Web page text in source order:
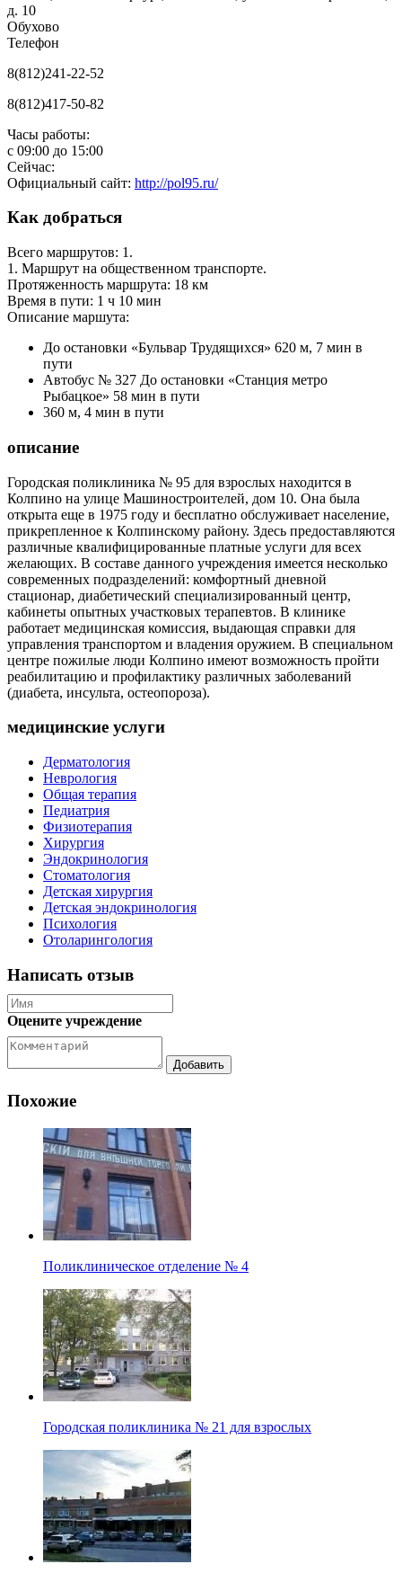
д. 10
Обухово
Телефон
8(812)241-22-52
8(812)417-50-82
Часы работы:
с 09:00 до 15:00
Сейчас:
Официальный сайт: http://pol95.ru/
Как добраться
Всего маршрутов: 1.
1. Маршрут на общественном транспорте.
Протяженность маршрута: 18 км
Время в пути: 1 ч 10 мин
Описание маршута:
До остановки «Бульвар Трудящихся» 620 м, 7 мин в
пути
Автобус № 327 До остановки «Станция метро
Рыбацкое» 58 мин в пути
360 м, 4 мин в пути
описание
Городская поликлиника № 95 для взрослых находится в
Колпино на улице Машиностроителей, дом 10. Она была
открыта еще в 1975 году и бесплатно обслуживает население,
прикрепленное к Колпинскому району. Здесь предоставляются
различные квалифицированные платные услуги для всех
желающих. В составе данного учреждения имеется несколько
современных подразделений: комфортный дневной
стационар, диабетический специализированный центр,
кабинеты опытных участковых терапевтов. В клинике
работает медицинская комиссия, выдающая справки для
управления транспортом и владения оружием. В специальном
центре пожилые люди Колпино имеют возможность пройти
реабилитацию и профилактику различных заболеваний
(диабета, инсульта, остеопороза).
медицинские услуги
Дерматология
Неврология
Общая терапия
Педиатрия
Физиотерапия
Хирургия
Эндокринология
Стоматология
Детская хирургия
Детская эндокринология
Психология
Отоларингология
Написать отзыв
Оцените учреждение
Похожие
Поликлиническое отделение № 4
Городская поликлиника № 21 для взрослых